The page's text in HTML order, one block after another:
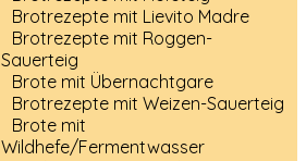
Brotrezepte mit Lievito Madre
Brotrezepte mit Roggen-
Sauerteig
Brote mit Übernachtgare
Brotrezepte mit Weizen-Sauerteig
Brote mit
Wildhefe/Fermentwasser